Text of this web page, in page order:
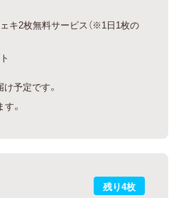
キ2枚無料サービス（※1日1枚の
予定です。
。
残り4枚